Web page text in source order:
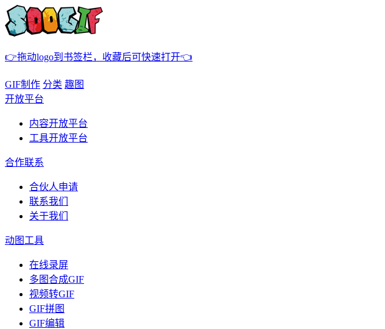
👉拖动logo到书签栏，收藏后可快速打开👈
GIF制作 分类 趣图
开放平台
内容开放平台
工具开放平台
合作联系
合伙人申请
联系我们
关于我们
动图工具
在线录屏
多图合成GIF
视频转GIF
GIF拼图
GIF编辑